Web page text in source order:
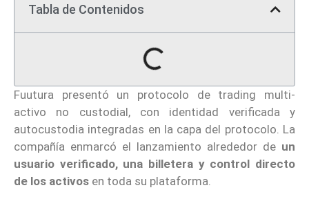
Tabla de Contenidos
Fuutura presentó un protocolo de trading multi-
activo no custodial, con identidad verificada y
autocustodia integradas en la capa del protocolo. La
compañía enmarcó el lanzamiento alrededor de un
usuario verificado, una billetera y control directo
de los activos en toda su plataforma.